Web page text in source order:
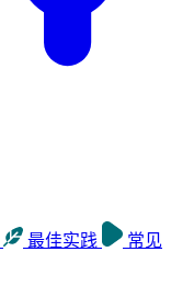
最佳实践
常见